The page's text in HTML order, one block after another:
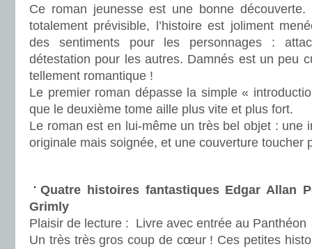
Ce roman jeunesse est une bonne
totalement prévisible, l’histoire est joliment
des sentiments pour les personnages :
détestation pour les autres. Damnés est un peu
tellement romantique !
Le premier roman dépasse la simple «
que le deuxième tome aille plus vite et plus fort.
Le roman est en lui-même un très bel objet : une
originale mais soignée, et une couverture toucher
Quatre histoires fantastiques Edgar Allan
Grimly
Plaisir de lecture : Livre avec entrée au Panthéon
Un très très gros coup de cœur ! Ces petites